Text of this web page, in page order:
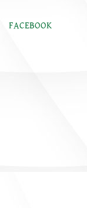
FACEBOOK